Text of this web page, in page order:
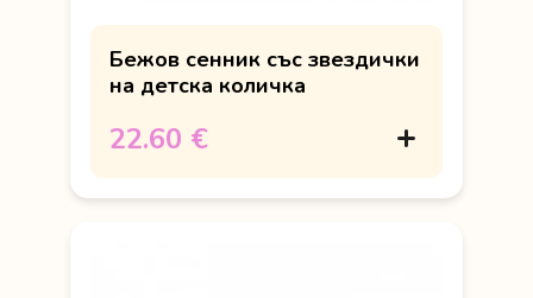
Бежов сенник със звездички
на детска количка
22.60 €